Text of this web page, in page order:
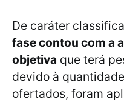
De caráter
fase contou com a
objetiva que terá
devido à
ofertados, foram